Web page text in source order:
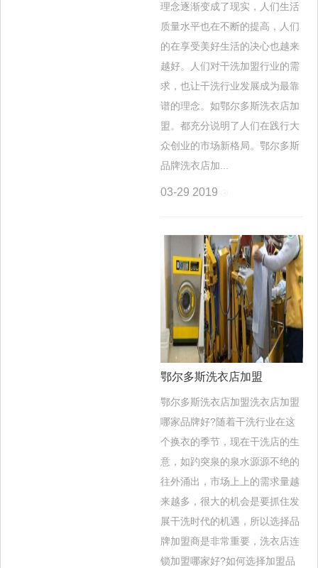
理念逐渐变成了现实，人们生活
质量水平也在不断的提高，人们
的在享受美好生活的决心也越来
越好。人们对干洗加盟行业的需
求，也让干洗行业发展成为最靠
谱的理念。如鄂尔多斯洗衣店加
盟。都充分说明了人们在践行大
众创业的市场新格局。鄂尔多斯
品牌洗衣店加...
03-29 2019
鄂尔多斯洗衣店加盟
鄂尔多斯洗衣店加盟洗衣店加盟
哪家品牌好?随着干洗行业在这
个换衣的季节，现在干洗店的生
意，如趵突泉的泉水源源不绝的
往外涌出，市场上上的需求量越
来越多，很大的机会是要抓住发
展干洗时代的机遇，所以选择品
牌加盟商是非常重要，洗衣店连
锁加盟哪家好?如何选择加盟品